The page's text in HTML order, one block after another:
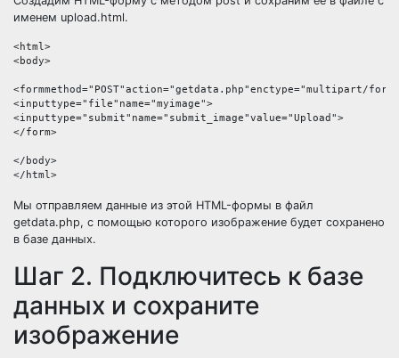
именем upload.html.
<html>
<body>
<formmethod="POST"action="getdata.php"enctype="multipart/
<inputtype="file"name="myimage">
<inputtype="submit"name="submit_image"value="Upload">
</form>
</body>
Мы отправляем данные из этой HTML-формы в файл
getdata.php, с помощью которого изображение будет сохранено
в базе данных.
Шаг 2. Подключитесь к базе
данных и сохраните
изображение